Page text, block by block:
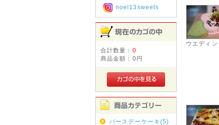
noel13sweets
合計数量： 0
商品金額： 0円
バースデーケーキ(5)
ウエディン